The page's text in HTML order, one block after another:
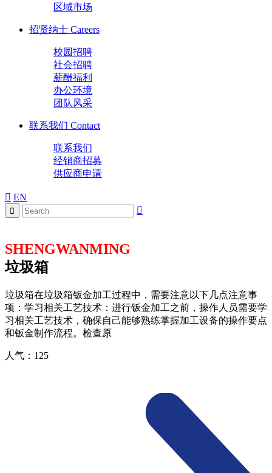
区域市场
招贤纳士 Careers
校园招聘
社会招聘
薪酬福利
办公环境
团队风采
联系我们 Contact
联系我们
经销商招募
供应商申请
EN
SHENGWANMING
垃圾箱
垃圾箱在垃圾箱钣金加工过程中，需要注意以下几点注意事
项：学习相关工艺技术：进行钣金加工之前，操作人员需要学
习相关工艺技术，确保自己能够熟练掌握加工设备的操作要点
和钣金制作流程。检查原
人气： 125